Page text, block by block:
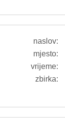
naslov:
mjesto:
vrijeme:
zbirka: